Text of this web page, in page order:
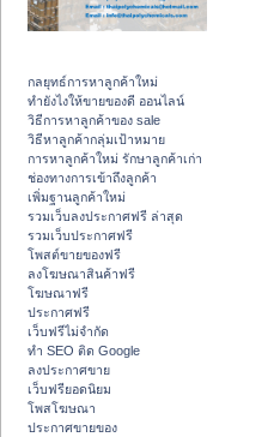
กลยุทธ์การหาลูกค้าใหม่
ทํายังไงให้ขายของดี ออนไลน์
วิธีการหาลูกค้าของ sale
วิธีหาลูกค้ากลุ่มเป้าหมาย
การหาลูกค้าใหม่ รักษาลูกค้าเก่า
ช่องทางการเข้าถึงลูกค้า
เพิ่มฐานลูกค้าใหม่
รวมเว็บลงประกาศฟรี ล่าสุด
รวมเว็บประกาศฟรี
โพสต์ขายของฟรี
ลงโฆษณาสินค้าฟรี
โฆษณาฟรี
ประกาศฟรี
เว็บฟรีไม่จำกัด
ทำ SEO ติด Google
ลงประกาศขาย
เว็บฟรียอดนิยม
โพสโฆษณา
ประกาศขายของ